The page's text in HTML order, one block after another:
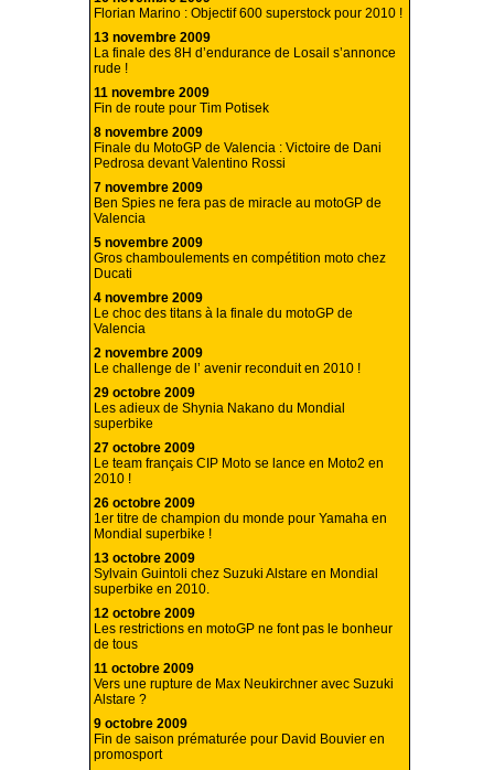
Florian Marino : Objectif 600 superstock pour 2010 !
13 novembre 2009
La finale des 8H d’endurance de Losail s’annonce
rude !
11 novembre 2009
Fin de route pour Tim Potisek
8 novembre 2009
Finale du MotoGP de Valencia : Victoire de Dani
Pedrosa devant Valentino Rossi
7 novembre 2009
Ben Spies ne fera pas de miracle au motoGP de
Valencia
5 novembre 2009
Gros chamboulements en compétition moto chez
Ducati
4 novembre 2009
Le choc des titans à la finale du motoGP de
Valencia
2 novembre 2009
Le challenge de l’ avenir reconduit en 2010 !
29 octobre 2009
Les adieux de Shynia Nakano du Mondial
superbike
27 octobre 2009
Le team français CIP Moto se lance en Moto2 en
2010 !
26 octobre 2009
1er titre de champion du monde pour Yamaha en
Mondial superbike !
13 octobre 2009
Sylvain Guintoli chez Suzuki Alstare en Mondial
superbike en 2010.
12 octobre 2009
Les restrictions en motoGP ne font pas le bonheur
de tous
11 octobre 2009
Vers une rupture de Max Neukirchner avec Suzuki
Alstare ?
9 octobre 2009
Fin de saison prématurée pour David Bouvier en
promosport